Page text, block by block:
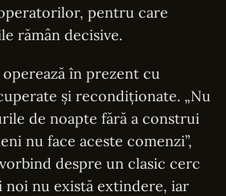
pentru care
rămân decisive.
în prezent cu
și recondiționate. „Nu
de noapte fără a construi
nu face aceste comenzi”,
despre un clasic cerc
nu există extindere, iar